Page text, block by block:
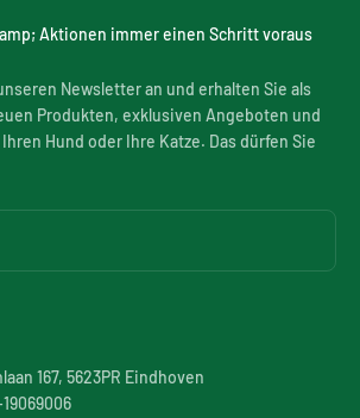
Aktionen immer einen Schritt voraus
Newsletter an und erhalten Sie als
Produkten, exklusiven Angeboten und
Hund oder Ihre Katze. Das dürfen Sie
167, 5623PR Eindhoven